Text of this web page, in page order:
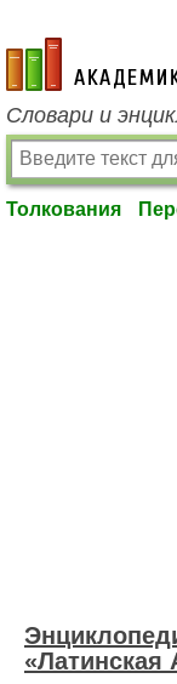
academic.ru
Словари и
Толкования
«Латинская